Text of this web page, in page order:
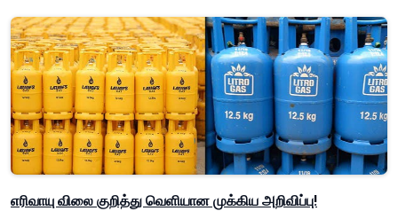
எரிவாயு விலை குறித்து வெளியான முக்கிய அறிவிப்பு!